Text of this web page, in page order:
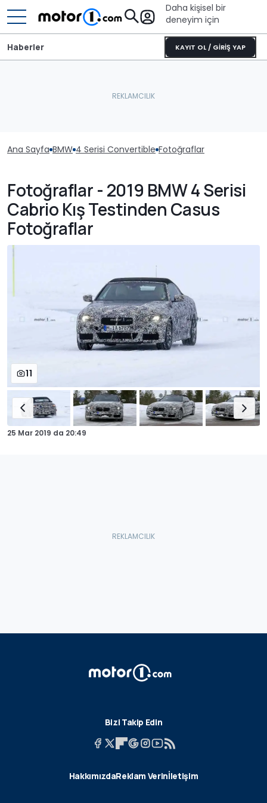
Daha kişisel bir
deneyim için
KAYIT OL / GİRİŞ YAP
Haberler
Ana Sayfa BMW 4 Serisi Convertible Fotoğraflar
Fotoğraflar - 2019 BMW 4 Serisi
Cabrio Kış Testinden Casus
Fotoğraflar
11
25 Mar 2019 da 20:49
Bizi Takip Edin
HakkımızdaReklam Verinİletişim